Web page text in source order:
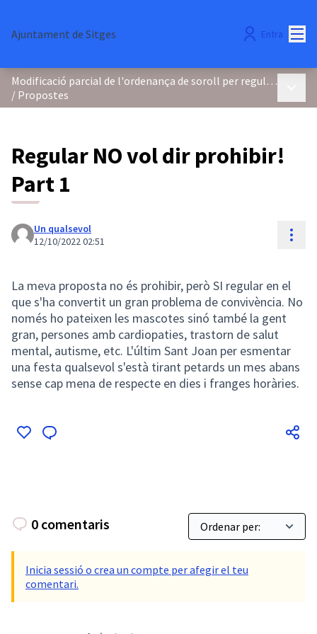
Ajuntament de Sitges Entra
Modificació parcial de l'ordenança de soroll per regular els focs d'artifici i la pirotècnia
/ Propostes
Regular NO vol dir prohibir!
Part 1
Un qualsevol
12/10/2022 02:51
La meva proposta no és prohibir, però SI regular en el
que s'ha convertit un gran problema de convivència. No
només ho pateixen les mascotes sinó també la gent
gran, persones amb cardiopaties, trastorn de salut
mental, autisme, etc. L'últim Sant Joan per esmentar
una festa qualsevol s'està tirant petards un mes abans
sense cap mena de respecte en dies i franges horàries.
0 comentaris
Inicia sessió o crea un compte per afegir el teu
comentari.